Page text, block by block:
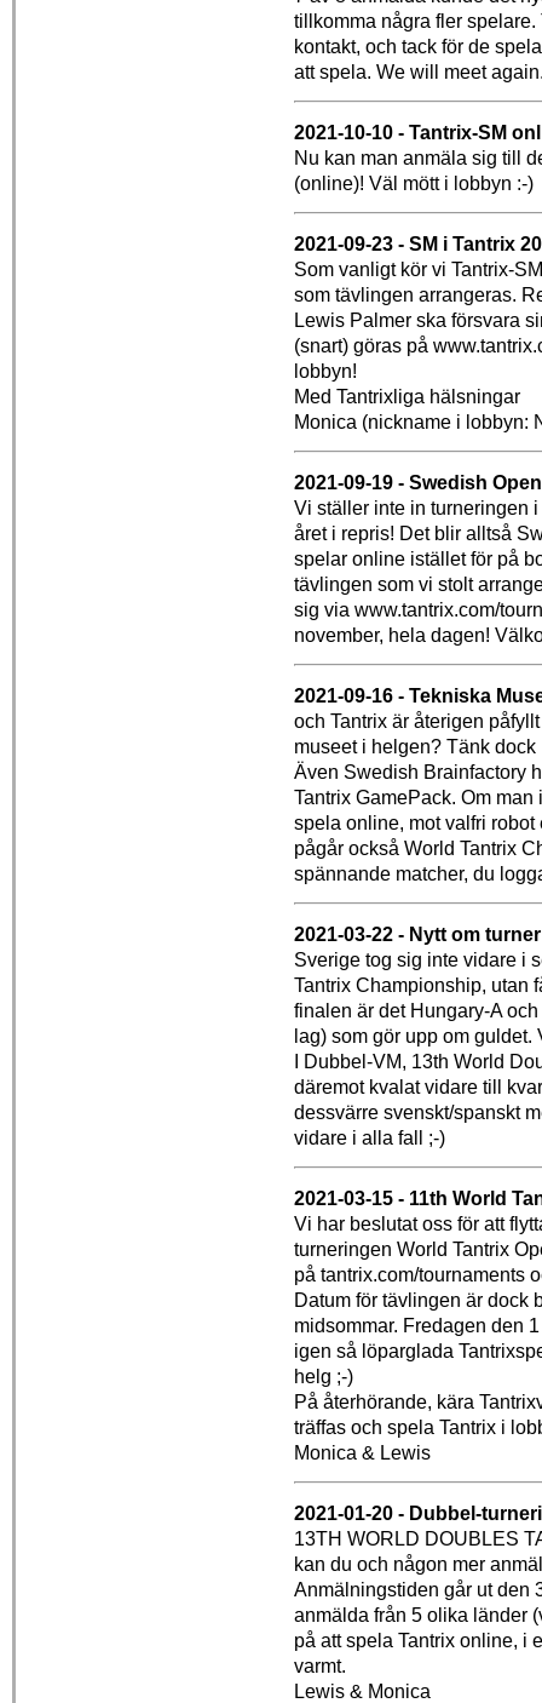
tillkomma några fler
kontakt, och tack för de
att spela. We will meet
2021-10-10 - Tantrix-SM
Nu kan man anmäla sig till
(online)! Väl mött i lobbyn :-)
2021-09-23 - SM i Tantrix
Som vanligt kör vi Tantrix-
som tävlingen arrangeras.
Lewis Palmer ska försvara
(snart) göras på
lobbyn!
Med Tantrixliga hälsningar
Monica (nickname i lobbyn:
2021-09-19 - Swedish
Vi ställer inte in turneringen
året i repris! Det blir alltså
spelar online istället för på
tävlingen som vi stolt
sig via www.tantrix.com/
november, hela dagen!
2021-09-16 - Tekniska
och Tantrix är återigen
museet i helgen? Tänk
Även Swedish Brainfactory
Tantrix GamePack. Om
spela online, mot valfri
pågår också World Tantrix
spännande matcher, du
2021-03-22 - Nytt om
Sverige tog sig inte vidare i
Tantrix Championship, utan
finalen är det Hungary-A
lag) som gör upp om
I Dubbel-VM, 13th World
däremot kvalat vidare till
dessvärre svenskt/spanskt
vidare i alla fall ;-)
2021-03-15 - 11th World
Vi har beslutat oss för att
turneringen World Tantrix
på tantrix.com/tournaments
Datum för tävlingen är dock
midsommar. Fredagen den
igen så löparglada
helg ;-)
På återhörande, kära
träffas och spela Tantrix i
Monica & Lewis
2021-01-20 - Dubbel-
13TH WORLD DOUBLES
kan du och någon mer
Anmälningstiden går ut den
anmälda från 5 olika länder
på att spela Tantrix online, i
varmt.
Lewis & Monica